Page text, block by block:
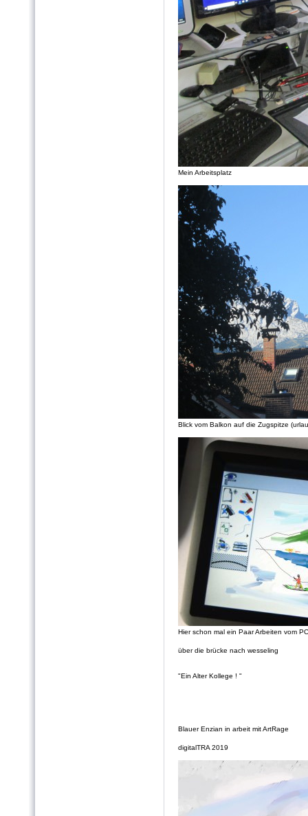
Mein Arbeitsplatz
Blick vom Balkon auf die Zugspitze
Hier schon mal ein Paar Arbeiten vom
über die brücke nach wesseling
"Ein Alter Kollege ! "
Blauer Enzian in arbeit mit ArtRage
digitalTRA 2019